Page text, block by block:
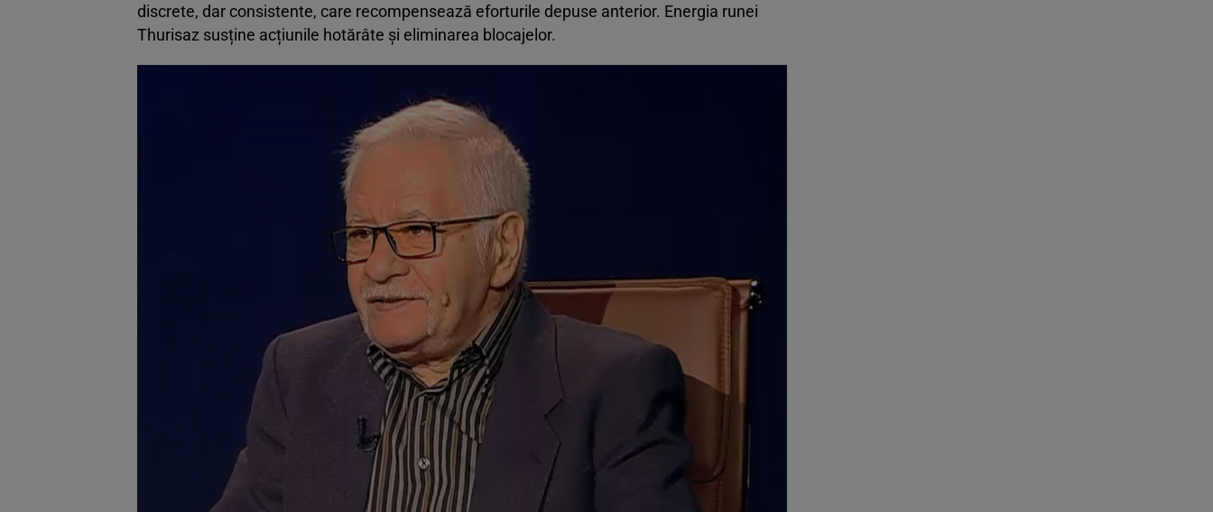
discrete, dar consistente, care recompensează eforturile depuse anterior. Energia runei
Thurisaz susține acțiunile hotărâte și eliminarea blocajelor.